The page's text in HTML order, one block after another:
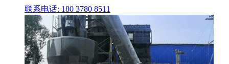
联系电话: 180 3780 8511